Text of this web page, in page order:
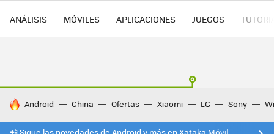
ANÁLISIS MÓVILES APLICACIONES JUEGOS
HOY SE HABLA DE
Android China Ofertas Xiaomi LG Sony